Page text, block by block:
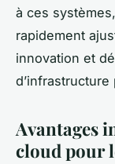
à ces
rapidement
innovation et
d’infrastructure
Avantages
cloud pour